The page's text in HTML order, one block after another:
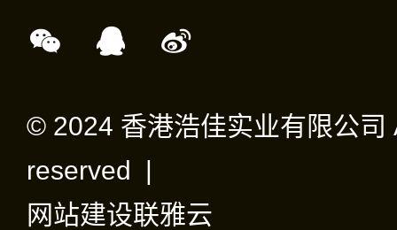
© 2024 香港浩佳实业有限公司
reserved |
网站建设联雅云